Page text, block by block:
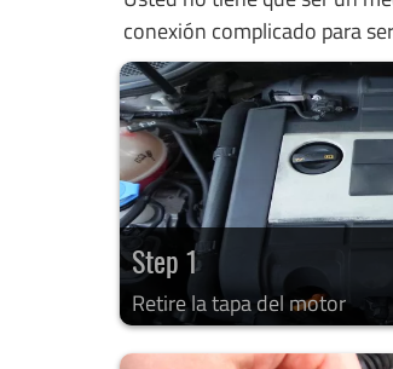
conexión complicado para
Step 1
Retire la tapa del motor